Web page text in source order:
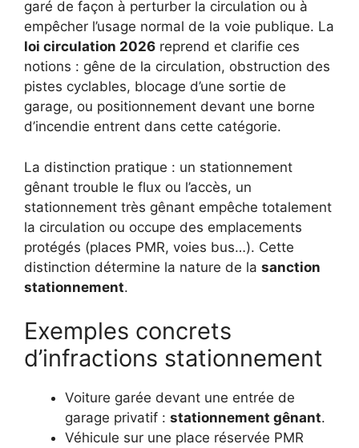
garé de façon à perturber la circulation ou à
empêcher l’usage normal de la voie publique. La
loi circulation 2026 reprend et clarifie ces
notions : gêne de la circulation, obstruction des
pistes cyclables, blocage d’une sortie de
garage, ou positionnement devant une borne
d’incendie entrent dans cette catégorie.
La distinction pratique : un stationnement
gênant trouble le flux ou l’accès, un
stationnement très gênant empêche totalement
la circulation ou occupe des emplacements
protégés (places PMR, voies bus…). Cette
distinction détermine la nature de la sanction
stationnement.
Exemples concrets
d’infractions stationnement
Voiture garée devant une entrée de
garage privatif : stationnement gênant.
Véhicule sur une place réservée PMR